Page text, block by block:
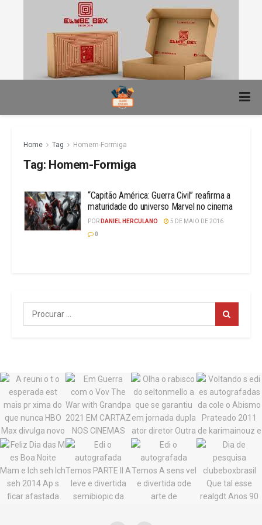
Home Tag Homem-Formiga
Tag: Homem-Formiga
“Capitão América: Guerra Civil” reafirma a
maturidade do universo Marvel no cinema
POR DANIEL HERCULANO
5 DE MAIO DE 2016
0